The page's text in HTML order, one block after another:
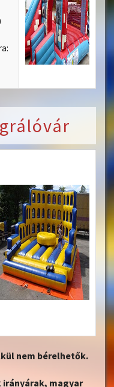
nem bérelhetők.
magyar